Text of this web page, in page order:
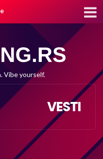
Vibe yourself.
VESTI